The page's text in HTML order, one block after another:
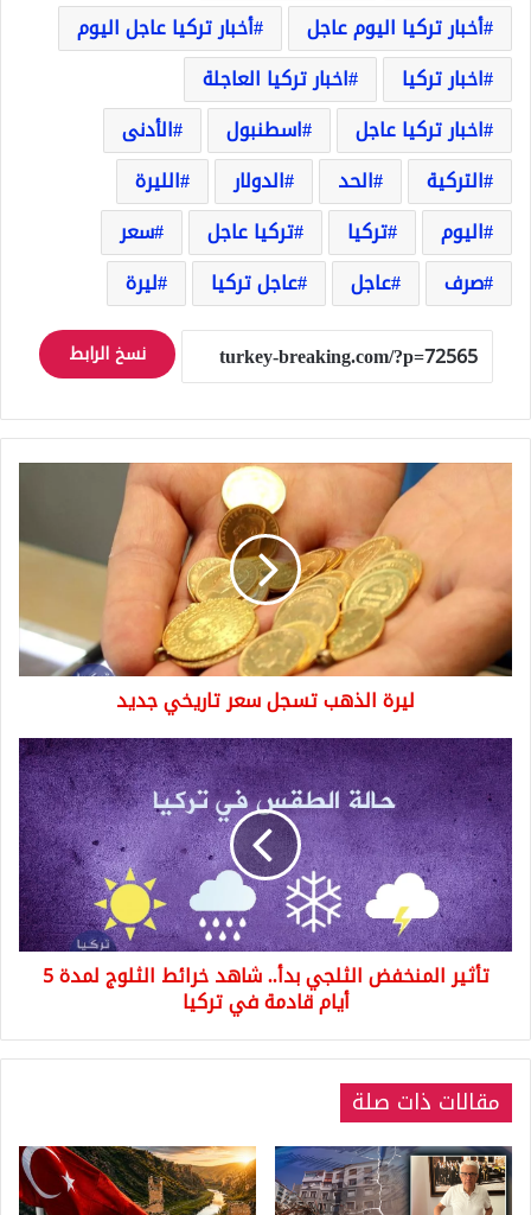
أخبار تركيا اليوم عاجل
أخبار تركيا عاجل اليوم
اخبار تركيا
اخبار تركيا العاجلة
اخبار تركيا عاجل
اسطنبول
الأدنى
التركية
الحد الدولار
الليرة
اليوم
تركيا تركيا عاجل
سعر
صرف
عاجل عاجل تركيا ليرة
نسخ الرابط
ليرة
تاريخي
جديد
ليرة الذهب تسجل سعر تاريخي جديد
تأثير
المنخفض
الثلجي
بدأ..
شاهد
خرائط
الثلوج
لمدة
5
أيام
تركيا
تأثير المنخفض الثلجي بدأ.. شاهد خرائط الثلوج لمدة 5
أيام قادمة في تركيا
مقالات ذات صلة